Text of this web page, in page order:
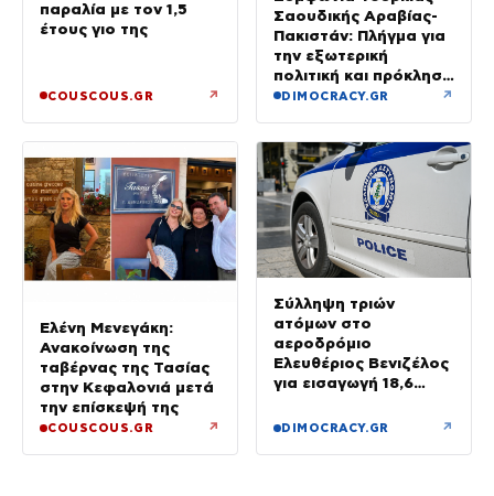
παραλία με τον 1,5
έτους γιο της
COUSCOUS.GR ↗
Σαουδικής Αραβίας-
Πακιστάν: Πλήγμα για
την εξωτερική
πολιτική και πρόκληση
για την Αθήνα, λέει η
DIMOCRACY.GR ↗
Ελένη Μενεγάκη:
Ανακοίνωση της
ταβέρνας της Τασίας
στην Κεφαλονιά μετά
την επίσκεψή της
COUSCOUS.GR ↗
Σύλληψη τριών
ατόμων στο
αεροδρόμιο
Ελευθέριος Βενιζέλος
για εισαγωγή 18,6
κάνναβης σε
DIMOCRACY.GR ↗